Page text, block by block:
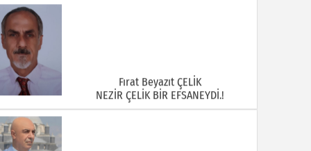
Fırat Beyazıt ÇELİK
NEZİR ÇELİK BİR EFSANEYDİ.!